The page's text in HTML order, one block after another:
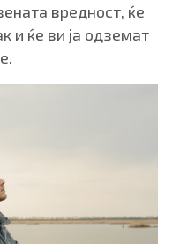
вредност, ќе
и ќе ви ја одземат